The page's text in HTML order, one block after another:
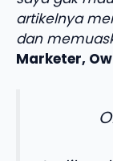
artikelnya
dan
Marketer,